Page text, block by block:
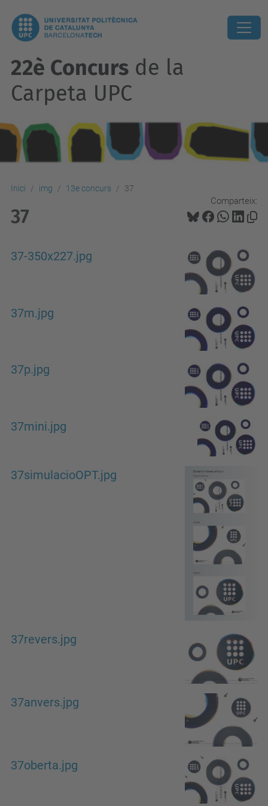
22è Concurs de la
Carpeta UPC
Inici img 13e concurs 37
Comparteix:
37
37-350x227.jpg
37m.jpg
37p.jpg
37mini.jpg
37simulacioOPT.jpg
37revers.jpg
37anvers.jpg
37oberta.jpg